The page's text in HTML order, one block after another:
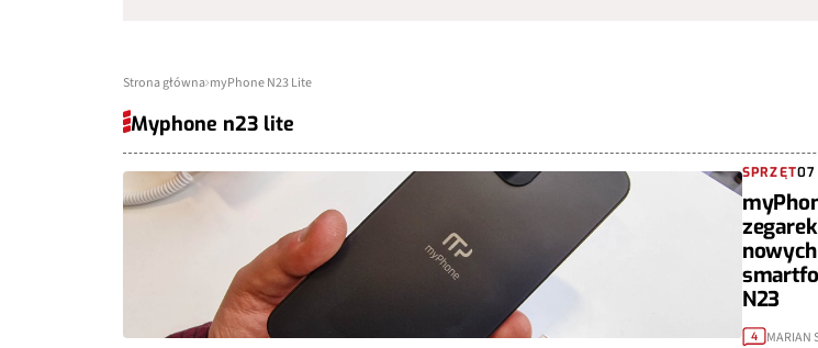
Strona główna myPhone N23 Lite
Myphone n23 lite
SPRZĘT07
nowych
N23
4 MARIAN